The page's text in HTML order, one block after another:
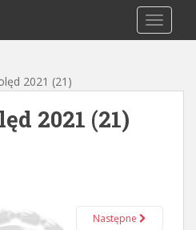
2021 (21)
2021 (21)
Następne